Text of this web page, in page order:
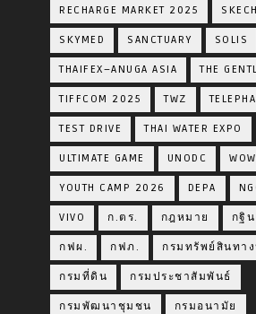
RECHARGE MARKET 2025
SKYMED SANCTUARY SOLIS
THAIFEX–ANUGA ASIA THE
TIFFCOM 2025 TWZ
TEST DRIVE THAI WATER EXPO
ULTIMATE GAME UNODC
YOUTH CAMP 2026 DEPA
VIVO ก.ตร. กฎหมาย กฐิน
กฟผ. กฟภ. กรมทรัพย์สินทา
กรมที่ดิน กรมประชาสัมพันธ์
กรมพัฒนาชุมชน กรมอนามัย